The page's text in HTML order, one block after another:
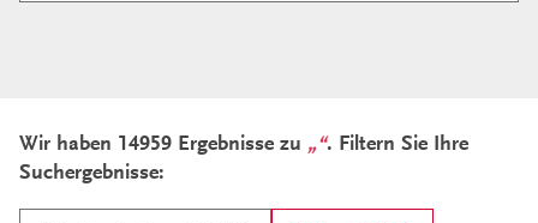
Wir haben 14959 Ergebnisse zu
. Filtern Sie Ihre
Suchergebnisse: